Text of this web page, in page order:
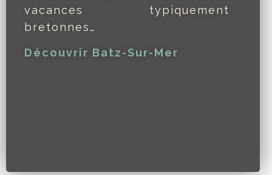
vacances typiquement
bretonnes…
Découvrir Batz-Sur-Mer